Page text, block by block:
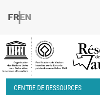
FRENCH
ENGLISH
Fil d'Ariane
CENTRE DE RESSOURCES